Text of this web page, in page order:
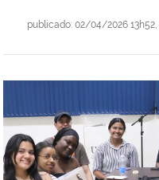
publicado: 02/04/2026 13h52